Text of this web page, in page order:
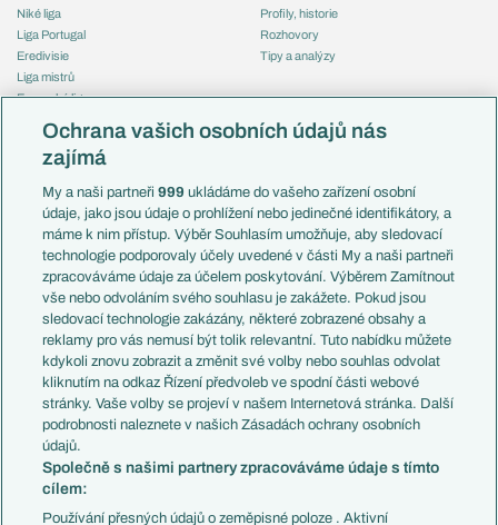
Niké liga
Liga Portugal
Eredivisie
Liga mistrů
Evropská liga
Mistrovství světa
Liga národů
Témata
Představení týmů MS
EuroSkauting
PL v kostce
Evropské koeficienty
Přestupy
Přestupové spekulace
Zranění
Kluby
Arsenal FC
Chelsea FC
Manchester United
AC Milán
Juventus FC
Profily, historie
Rozhovory
Tipy a analýzy
Česko
Francie
Itálie
Německo
Španělsko
Argentina
Brazílie
Přestupy
Zápasy
Livescore
Tipovací soutěž
Ochrana vašich osobních údajů nás
zajímá
My a naši partneři999 ukládáme do vašeho zařízení osobní
údaje, jako jsou údaje o prohlížení nebo jedinečné identifikátory, a
máme k nim přístup. Výběr Souhlasím umožňuje, aby sledovací
technologie podporovaly účely uvedené v části My a naši partneři
zpracováváme údaje za účelem poskytování. Výběrem Zamítnout
vše nebo odvoláním svého souhlasu je zakážete. Pokud jsou
sledovací technologie zakázány, některé zobrazené obsahy a
reklamy pro vás nemusí být tolik relevantní. Tuto nabídku můžete
kdykoli znovu zobrazit a změnit své volby nebo souhlas odvolat
kliknutím na odkaz Řízení předvoleb ve spodní části webové
stránky. Vaše volby se projeví v našem Internetová stránka. Další
podrobnosti naleznete v našich Zásadách ochrany osobních
údajů.
Společně s našimi partnery zpracováváme údaje s tímto
cílem:
Používání přesných údajů o zeměpisné poloze . Aktivní